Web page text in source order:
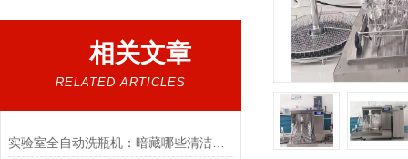
相关文章
RELATED ARTICLES
实验室全自动洗瓶机：暗藏哪些清洁秘密？